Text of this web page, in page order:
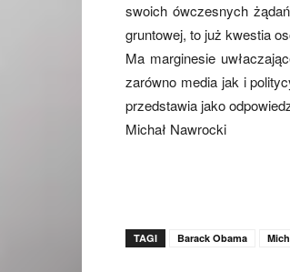
swoich ówczesnych
gruntowej, to już kwestia
Ma marginesie
zarówno media jak i
przedstawia jako
Michał Nawrocki
TAGI Barack Obama